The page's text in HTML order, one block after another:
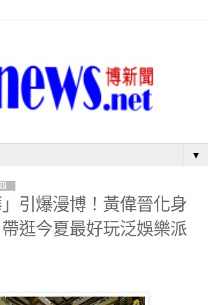
▼
」引爆漫博！黃偉晉化身
帶逛今夏最好玩泛娛樂派